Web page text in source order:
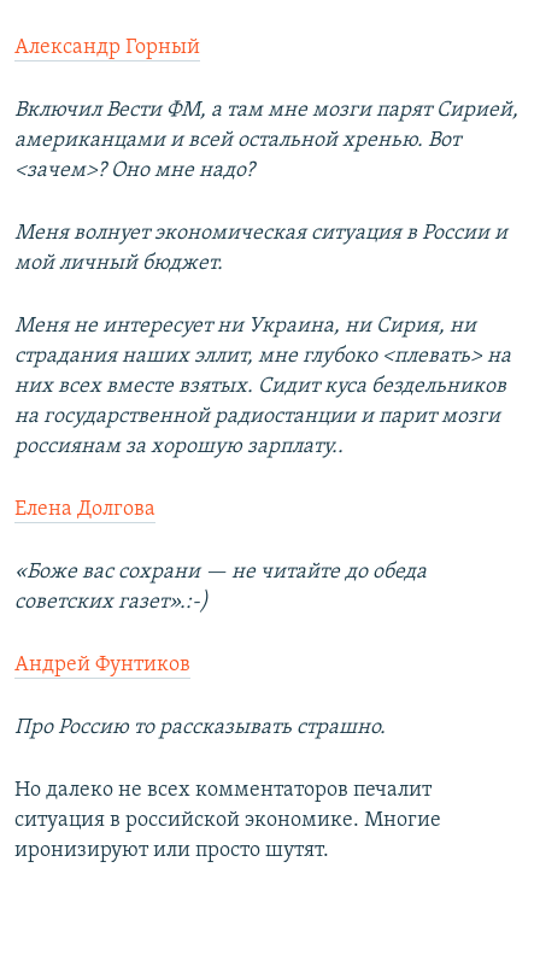
Александр Горный
Включил Вести ФМ, а там мне мозги парят Сирией,
американцами и всей остальной хренью. Вот
<зачем>? Оно мне надо?
Меня волнует экономическая ситуация в России и
мой личный бюджет.
Меня не интересует ни Украина, ни Сирия, ни
страдания наших эллит, мне глубоко <плевать> на
них всех вместе взятых. Сидит куса бездельников
на государственной радиостанции и парит мозги
россиянам за хорошую зарплату..
Елена Долгова
«Боже вас сохрани — не читайте до обеда
советских газет».:-)
Андрей Фунтиков
Про Россию то рассказывать страшно.
Но далеко не всех комментаторов печалит
ситуация в российской экономике. Многие
иронизируют или просто шутят.